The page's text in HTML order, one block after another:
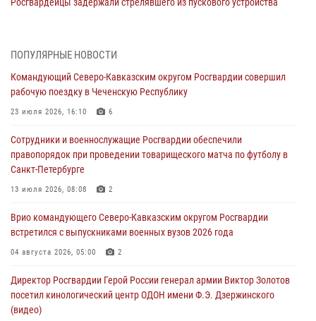
задержании подозреваемых в похищении человека и
вымогательстве (видео)
06 августа 2026, 07:09
Сотрудники и военнослужащие Росгвардии обеспечили
правопорядок при проведении матча Кубка России по футболу в
Санкт-Петербурге
06 августа 2026, 07:03
В Грозном военнослужащие Росгвардии присоединились к
всероссийской донорской акции «От сердца к сердцу»
06 августа 2026, 06:30
В Бурятии и Приамурье росгвардейцы задержали подозреваемых в
незаконном обороте наркотиков
06 августа 2026, 06:15
ПОПУЛЯРНЫЕ НОВОСТИ
Командующий Северо-Кавказским округом Росгвардии совершил
рабочую поездку в Чеченскую Республику
23 июля 2026, 16:10 6
Сотрудники и военнослужащие Росгвардии обеспечили
правопорядок при проведении товарищеского матча по футболу в
Санкт-Петербурге
13 июля 2026, 08:08 2
Врио командующего Северо-Кавказским округом Росгвардии
встретился с выпускниками военных вузов 2026 года
04 августа 2026, 05:00 2
Директор Росгвардии Герой России генерал армии Виктор Золотов
посетил кинологический центр ОДОН имени Ф.Э. Дзержинского
(видео)